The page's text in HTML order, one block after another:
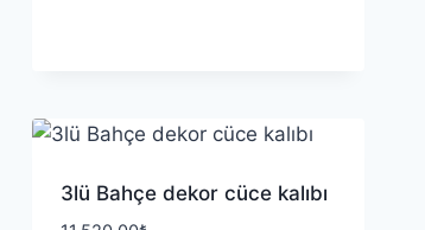
3lü Bahçe dekor cüce kalıbı